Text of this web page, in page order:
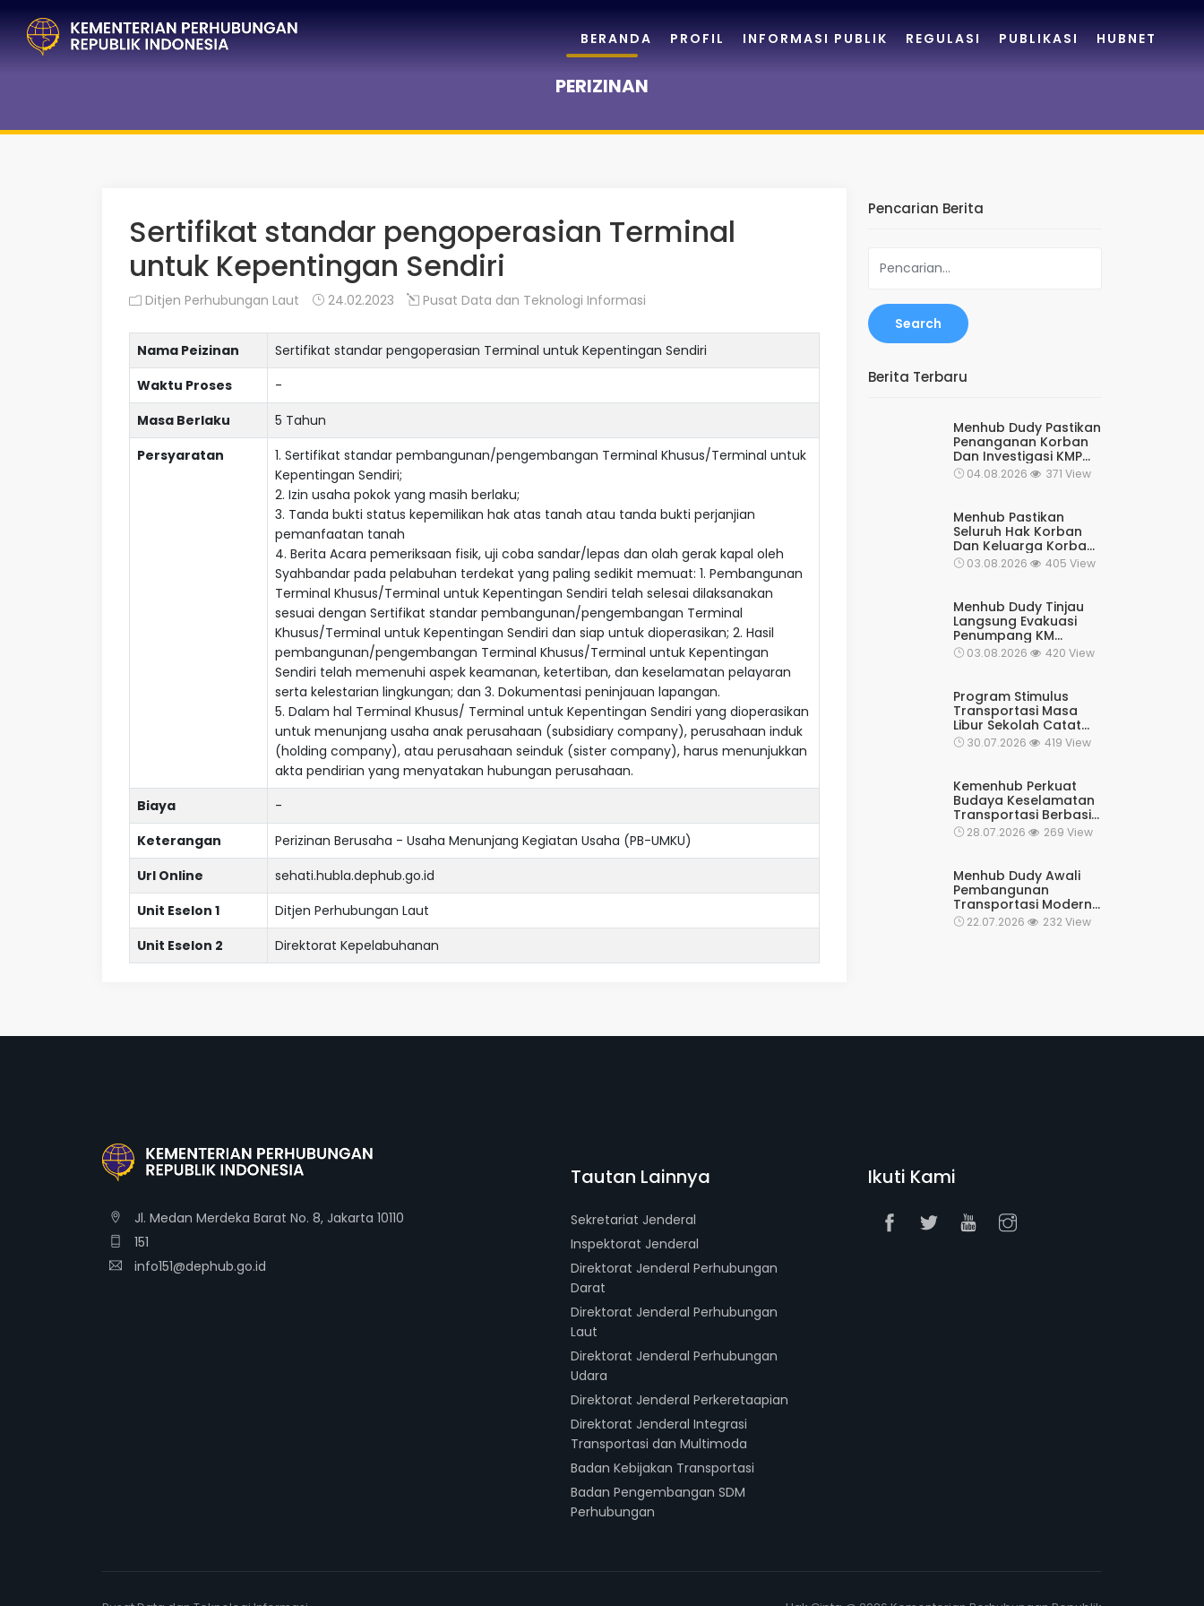
PERIZINAN
Sertifikat standar pengoperasian Terminal
untuk Kepentingan Sendiri
Ditjen Perhubungan Laut 24.02.2023 Pusat Data dan Teknologi Informasi
Nama Peizinan
Sertifikat standar pengoperasian Terminal untuk Kepentingan Sendiri
Waktu Proses
-
Masa Berlaku
5 Tahun
Persyaratan
1. Sertifikat standar pembangunan/pengembangan Terminal Khusus/Terminal untuk
Kepentingan Sendiri;
2. Izin usaha pokok yang masih berlaku;
3. Tanda bukti status kepemilikan hak atas tanah atau tanda bukti perjanjian
pemanfaatan tanah
4. Berita Acara pemeriksaan fisik, uji coba sandar/lepas dan olah gerak kapal oleh
Syahbandar pada pelabuhan terdekat yang paling sedikit memuat: 1. Pembangunan
Terminal Khusus/Terminal untuk Kepentingan Sendiri telah selesai dilaksanakan
sesuai dengan Sertifikat standar pembangunan/pengembangan Terminal
Khusus/Terminal untuk Kepentingan Sendiri dan siap untuk dioperasikan; 2. Hasil
pembangunan/pengembangan Terminal Khusus/Terminal untuk Kepentingan
Sendiri telah memenuhi aspek keamanan, ketertiban, dan keselamatan pelayaran
serta kelestarian lingkungan; dan 3. Dokumentasi peninjauan lapangan.
5. Dalam hal Terminal Khusus/ Terminal untuk Kepentingan Sendiri yang dioperasikan
untuk menunjang usaha anak perusahaan (subsidiary company), perusahaan induk
(holding company), atau perusahaan seinduk (sister company), harus menunjukkan
akta pendirian yang menyatakan hubungan perusahaan.
Biaya
-
Keterangan
Perizinan Berusaha - Usaha Menunjang Kegiatan Usaha (PB-UMKU)
Url Online
sehati.hubla.dephub.go.id
Unit Eselon 1
Ditjen Perhubungan Laut
Unit Eselon 2
Direktorat Kepelabuhanan
Pencarian Berita
Search
Berita Terbaru
Menhub Dudy Pastikan
Penanganan Korban
Dan Investigasi KMP
Mutiara Sentosa II
Operasi SAR Rutin
Kesiapsiagaan
04.08.2026 371 View
Menhub Pastikan
Seluruh Hak Korban
Dan Keluarga Korban
KMP Mutiara Sentosa II
03.08.2026 405 View
Menhub Dudy Tinjau
Langsung Evakuasi
Penumpang KM
Mutiara Sentosa II,
Pastikan Operasi
Terus Berjalan
03.08.2026 420 View
Program Stimulus
Transportasi Masa
Libur Sekolah Catat
Respons Positif
30.07.2026 419 View
Kemenhub Perkuat
Budaya Keselamatan
Transportasi Berbasis
Digital
28.07.2026 269 View
Menhub Dudy Awali
Pembangunan
Transportasi Modern
MASTRAN Di Cekungan
22.07.2026 232 View
Jl. Medan Merdeka Barat No. 8, Jakarta 10110
151
info151@dephub.go.id
Tautan Lainnya
Sekretariat Jenderal
Inspektorat Jenderal
Direktorat Jenderal Perhubungan
Darat
Direktorat Jenderal Perhubungan
Laut
Direktorat Jenderal Perhubungan
Udara
Direktorat Jenderal Perkeretaapian
Direktorat Jenderal Integrasi
Transportasi dan Multimoda
Badan Kebijakan Transportasi
Badan Pengembangan SDM
Perhubungan
Ikuti Kami
BERANDA PROFIL INFORMASI PUBLIK REGULASI PUBLIKASI HUBNET